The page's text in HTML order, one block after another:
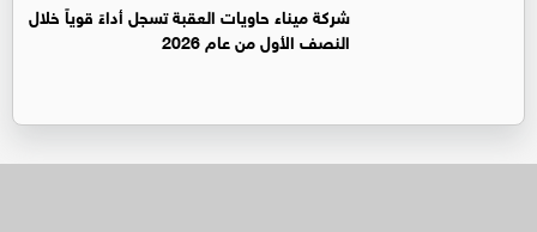
شركة ميناء حاويات العقبة تسجل أداءً قوياً خلال
النصف الأول من عام 2026